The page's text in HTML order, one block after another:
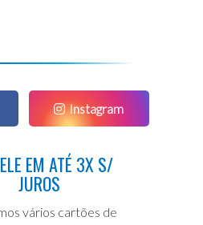
Instagram
EM ATÉ 3X S/
JUROS
vários cartões de